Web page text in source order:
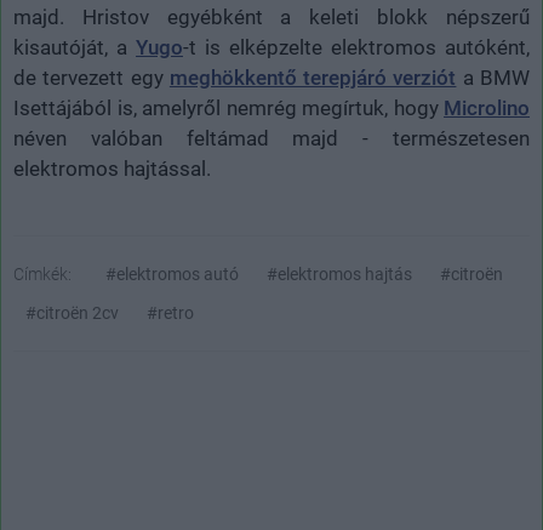
majd. Hristov egyébként a keleti blokk népszerű
kisautóját, a Yugo-t is elképzelte elektromos autóként,
de tervezett egy meghökkentő terepjáró verziót a BMW
Isettájából is, amelyről nemrég megírtuk, hogy Microlino
néven valóban feltámad majd - természetesen
elektromos hajtással.
Címkék: #elektromos autó #elektromos hajtás
#citroën
#citroën 2cv
#retro